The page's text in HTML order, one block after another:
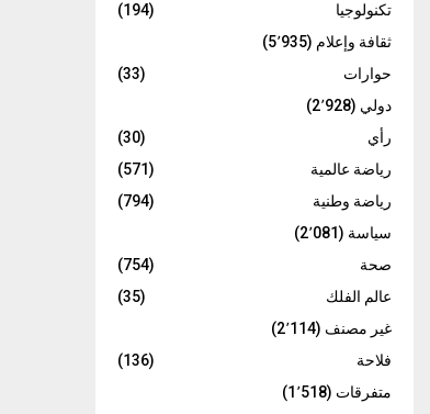
تكنولوجيا
(194)
ثقافة وإعلام (5٬935)
حوارات
(33)
دولي (2٬928)
رأي
(30)
رياضة عالمية
(571)
رياضة وطنية
(794)
سياسة (2٬081)
صحة
(754)
عالم الفلك
(35)
غير مصنف (2٬114)
فلاحة
(136)
متفرقات (1٬518)